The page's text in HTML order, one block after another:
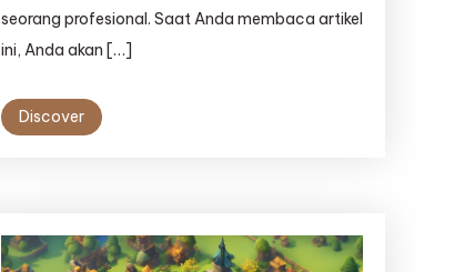
seorang profesional. Saat Anda membaca artikel
ini, Anda akan […]
Discover